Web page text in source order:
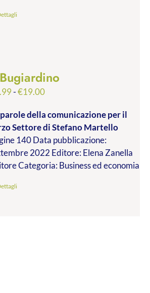
-€19.00Fascia
prezzo:
da
€9.99
a
€19.00
della comunicazione per il
Settoredi Stefano Martello
140 Data pubblicazione:
2022 Editore: Elena Zanella
Categoria: Business ed economia